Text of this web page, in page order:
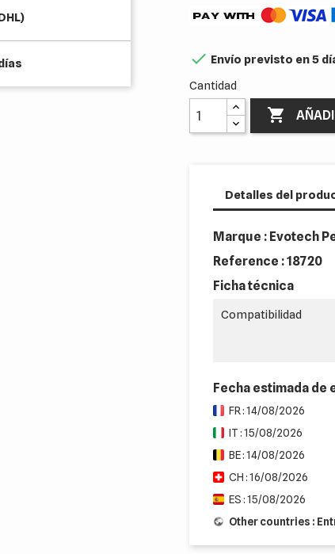
 Envío previsto en 5
Cantidad

Detalles del
Marque : Evotech
Reference :18720
Ficha técnica
Compatibilidad
Fecha estimada de
FR : 14/08/2026
IT : 15/08/2026
BE : 14/08/2026
CH : 16/08/2026
ES : 15/08/2026
Other countries :